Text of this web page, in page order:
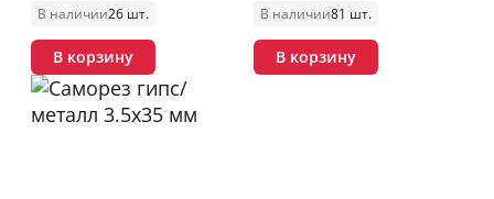
В наличии26 шт.
В корзину
В наличии81 шт.
В корзину